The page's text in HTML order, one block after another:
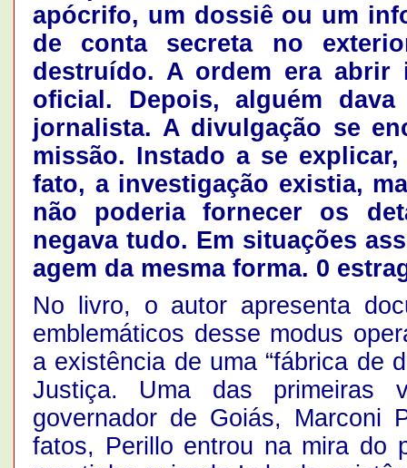
apócrifo, um dossiê ou um
de conta secreta no
destruído. A ordem era abrir
oficial. Depois, alguém
jornalista. A divulgação se
missão. Instado a se
fato, a investigação existia,
não poderia fornecer os
negava tudo. Em situações
agem da mesma forma. 0
No livro, o autor apresenta
emblemáticos desse modus
a existência de uma “fábrica de
Justiça. Uma das primeiras
governador de Goiás, Marconi
fatos, Perillo entrou na mira do